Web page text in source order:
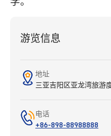
游览信息
地址
三亚吉阳区亚龙湾旅游
电话
+86-898-88988888